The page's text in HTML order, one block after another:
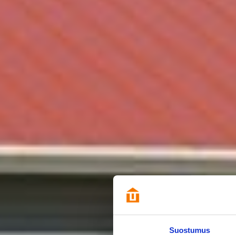
Suostumus